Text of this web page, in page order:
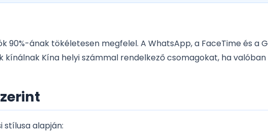
90%-ának tökéletesen megfelel. A WhatsApp, a FaceTime és a
Kína helyi számmal rendelkező csomagokat, ha valóban
stílusa alapján: